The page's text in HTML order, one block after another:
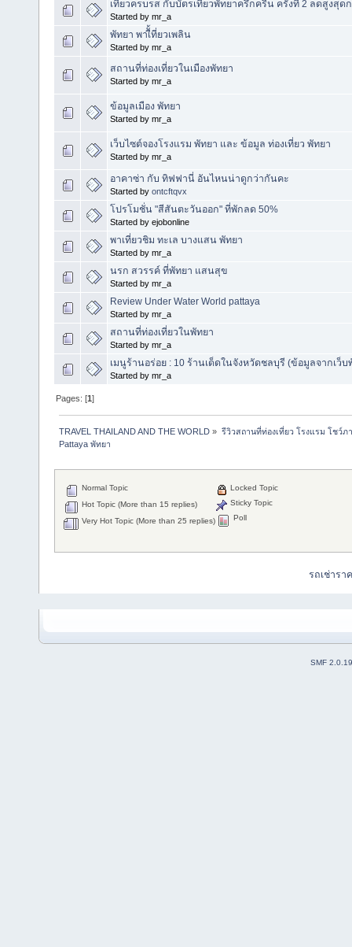
เที่ยวครบรส กับบัตรเที่ยวพัทยาครึกครื้น ครั้งที่ 2 ลดสูงสุด
Started by mr_a
พัทยา พาเืั้ที่ยวเพลิน
Started by mr_a
สถานที่ท่องเที่ยวในเมืองพัทยา
Started by mr_a
ข้อมูลเมือง พัทยา
Started by mr_a
เว็บไซต์จองโรงแรม พัทยา และ ข้อมูล ท่องเที่ยว พัทยา
Started by mr_a
อาคาซ่า กับ ทิฟฟานี่ อันไหนน่าดูกว่ากันคะ
Started by ontcftqvx
โปรโมชั่น "สีสันตะวันออก" ที่พักลด 50%
Started by ejobonline
พาเที่ยวชิม ทะเล บางแสน พัทยา
Started by mr_a
นรก สวรรค์ ที่พัทยา แสนสุข
Started by mr_a
Review Under Water World pattaya
Started by mr_a
สถานที่ท่องเที่ยวในพัทยา
Started by mr_a
เมนูร้านอร่อย : 10 ร้านเด็ดในจังหวัดชลบุรี (ข้อมูลจากเว็
Started by mr_a
Pages: [1]
TRAVEL THAILAND AND THE WORLD » รีวิวสถานที่ท่องเที่ยว โรงแรม โชว์ภ
Pattaya พัทยา
Normal Topic
Hot Topic (More than 15 replies)
Very Hot Topic (More than 25 replies)
Locked Topic
Sticky Topic
Poll
รถเช่าร
SMF 2.0.19